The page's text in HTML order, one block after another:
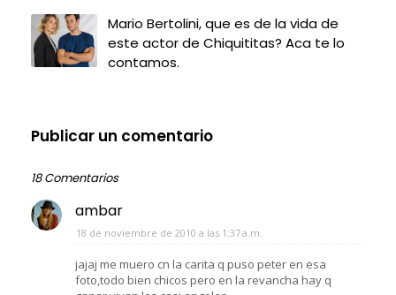
Mario Bertolini, que es de la vida de
este actor de Chiquititas? Aca te lo
contamos.
Publicar un comentario
18 Comentarios
ambar
18 de noviembre de 2010 a las 1:37 a.m.
jajaj me muero cn la carita q puso peter en esa
foto,todo bien chicos pero en la revancha hay q